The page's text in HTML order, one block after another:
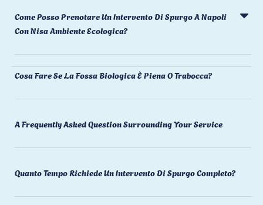
Come Posso Prenotare Un Intervento Di Spurgo A Napoli
Con Nisa Ambiente Ecologica?
Cosa Fare Se La Fossa Biologica È Piena O Trabocca?
A Frequently Asked Question Surrounding Your Service
Quanto Tempo Richiede Un Intervento Di Spurgo Completo?